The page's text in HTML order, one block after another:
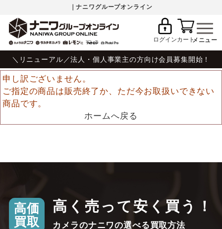
｜ナニワグループオンライン
ログインカート
＼リニューアル／法人・個人事業主の方向け会員募集開始！
申し訳ございません。
ご指定の商品は販売終了か、ただ今お取扱いできない
商品です。
ホームへ戻る
高価
買取
高く売って安く買う！
カメラのナニワの選べる買取方法